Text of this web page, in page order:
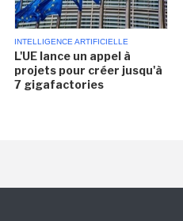
INTELLIGENCE ARTIFICIELLE
L'UE lance un appel à
projets pour créer jusqu'à
7 gigafactories